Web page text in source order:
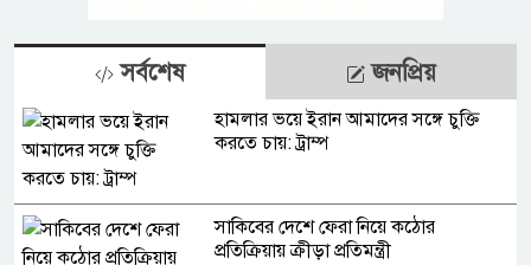
সর্বশেষ জনপ্রিয়
হামলার ভয়ে ইরান আমাদের সঙ্গে চুক্তি
করতে চায়: ট্রাম্প
সাকিবের দেশে ফেরা নিয়ে কঠোর
প্রতিক্রিয়ায় ক্রীড়া প্রতিমন্ত্রী